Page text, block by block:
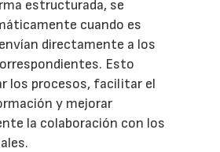
estructurada, se
cuando es
directamente a los
Esto
los procesos, facilitar el
y mejorar
la colaboración con los